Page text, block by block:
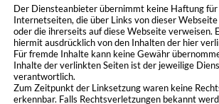
Der Diensteanbieter übernimmt keine Haftung
Internetseiten, die über Links von dieser
oder die ihrerseits auf diese Webseite verweisen.
hiermit ausdrücklich von den Inhalten der hier
Für fremde Inhalte kann keine Gewähr
Inhalte der verlinkten Seiten ist der jeweilige
verantwortlich.
Zum Zeitpunkt der Linksetzung waren keine
erkennbar. Falls Rechtsverletzungen bekannt